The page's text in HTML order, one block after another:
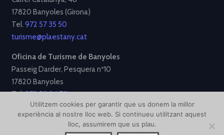
17820 Banyoles (Girona)
Tel. 972 57 35 50
turisme@plaestany.cat
Oficina de Turisme de Banyoles
Passeig Darder, Pesquera nº10
17820 Banyoles
Tel.972 58 34 70
turisme@ajbanyoles.org
[Política de Privacitat][Política de Cookies]
Utilitzem cookies per garantir que us donem la millor
experiència al nostre lloc web. Si continueu utilitzant aquest
lloc, assumirem que us plau.